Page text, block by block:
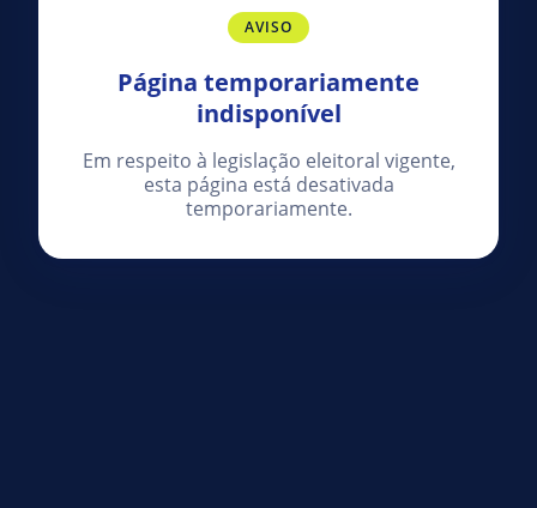
AVISO
Página temporariamente
indisponível
Em respeito à legislação eleitoral vigente,
esta página está desativada
temporariamente.